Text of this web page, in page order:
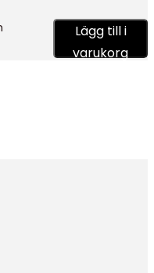
Lägg till i
varukorg